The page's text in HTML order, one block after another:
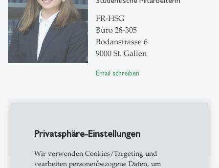
Privatsphäre-Einstellungen
Wir verwenden Cookies/Targeting und
vearbeiten personenbezogene Daten, um
FR-HSG
Büro 28-305
Bodanstrasse 6
9000 St. Gallen
Email schreiben
Bisher keine Publikationen auf Alexandria